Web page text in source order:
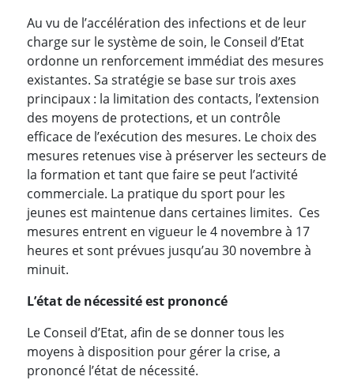
Au vu de l’accélération des infections et de leur
charge sur le système de soin, le Conseil d’Etat
ordonne un renforcement immédiat des mesures
existantes. Sa stratégie se base sur trois axes
principaux : la limitation des contacts, l’extension
des moyens de protections, et un contrôle
efficace de l’exécution des mesures. Le choix des
mesures retenues vise à préserver les secteurs de
la formation et tant que faire se peut l’activité
commerciale. La pratique du sport pour les
jeunes est maintenue dans certaines limites. Ces
mesures entrent en vigueur le 4 novembre à 17
heures et sont prévues jusqu’au 30 novembre à
minuit.
L’état de nécessité est prononcé
Le Conseil d’Etat, afin de se donner tous les
moyens à disposition pour gérer la crise, a
prononcé l’état de nécessité.